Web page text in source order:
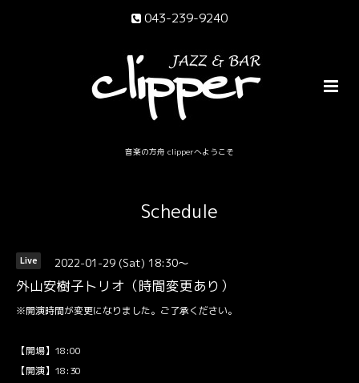
043-239-9240
音楽の方舟 clipperへようこそ
Schedule
Live 2022-01-29 (Sat) 18:30～
外山安樹子トリオ（時間変更あり）
※開演時間が変更になりました。ご了承ください。
【開場】18:00
【開演】18:30